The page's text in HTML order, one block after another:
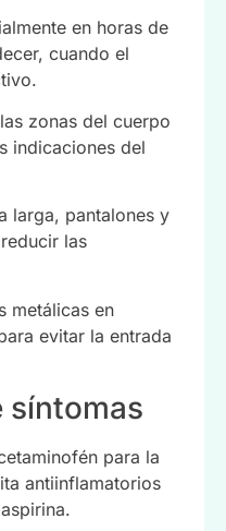
en horas de
cuando el
zonas del cuerpo
indicaciones del
larga, pantalones y
las
metálicas en
evitar la entrada
síntomas
para la
antiinflamatorios